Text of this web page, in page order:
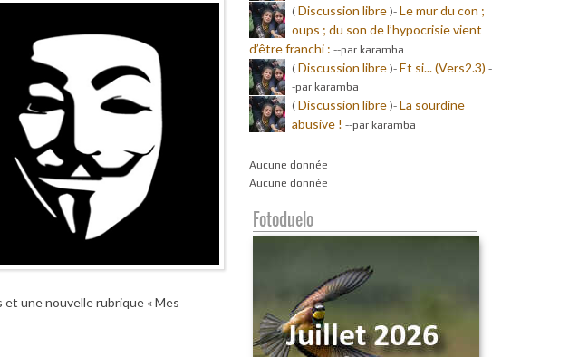
une nouvelle rubrique « Mes
( Discussion libre)- Le mur du con ;
oups ; du son de l’hypocrisie vient
d’être franchi : --par karamba
( Discussion libre)- Et si... (Vers2.3) -
-par karamba
( Discussion libre)- La sourdine
abusive ! --par karamba
Aucune donnée
Aucune donnée
Fotoduelo